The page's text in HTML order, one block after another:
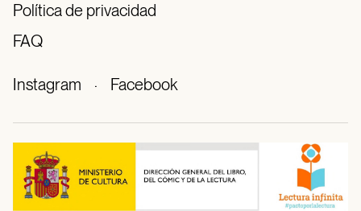
Política de privacidad
FAQ
Instagram · Facebook